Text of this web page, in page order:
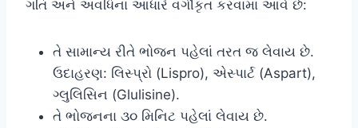
ગતિ અને અવધિના આધારે વર્ગીકૃત કરવામાં આવે છે:
તે સામાન્ય રીતે ભોજન પહેલાં તરત જ લેવાય છે.
ઉદાહરણ: લિસ્પ્રો (Lispro), એસ્પાર્ટ (Aspart),
ગ્લુલિસિન (Glulisine).
તે ભોજનના ૩૦ મિનિટ પહેલાં લેવાય છે.